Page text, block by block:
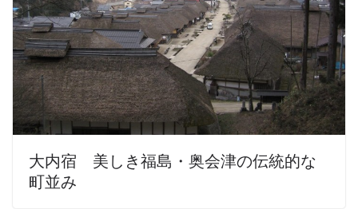
大内宿 美しき福島・奥会津の伝統的な
町並み